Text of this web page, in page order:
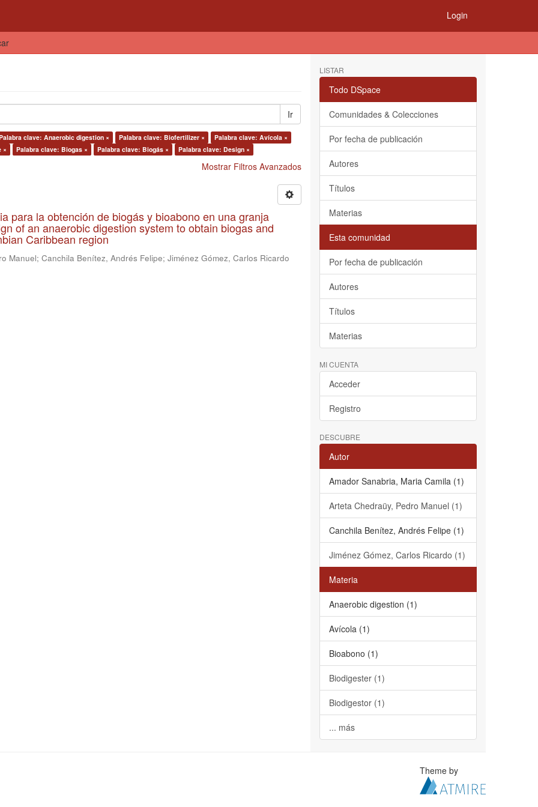
Login
Ir
clave: Anaerobic digestion × Palabra clave: Biofertilizer ×
Palabra clave: Avícola ×
× Palabra clave: Biogas × Palabra clave: Biogás × Palabra clave: Design ×
Mostrar Filtros Avanzados
para la obtención de biogás y bioabono en una granja
of an anaerobic digestion system to obtain biogas and
Caribbean region
Manuel; Canchila Benítez, Andrés Felipe; Jiménez Gómez, Carlos Ricardo
LISTAR
Todo DSpace
Comunidades & Colecciones
Por fecha de publicación
Autores
Títulos
Materias
Esta comunidad
Por fecha de publicación
Autores
Títulos
Materias
MI CUENTA
Acceder
Registro
DESCUBRE
Autor
Amador Sanabria, Maria Camila (1)
Arteta Chedraüy, Pedro Manuel (1)
Canchila Benítez, Andrés Felipe (1)
Jiménez Gómez, Carlos Ricardo (1)
Materia
Anaerobic digestion (1)
Avícola (1)
Bioabono (1)
Biodigester (1)
Biodigestor (1)
... más
Theme by